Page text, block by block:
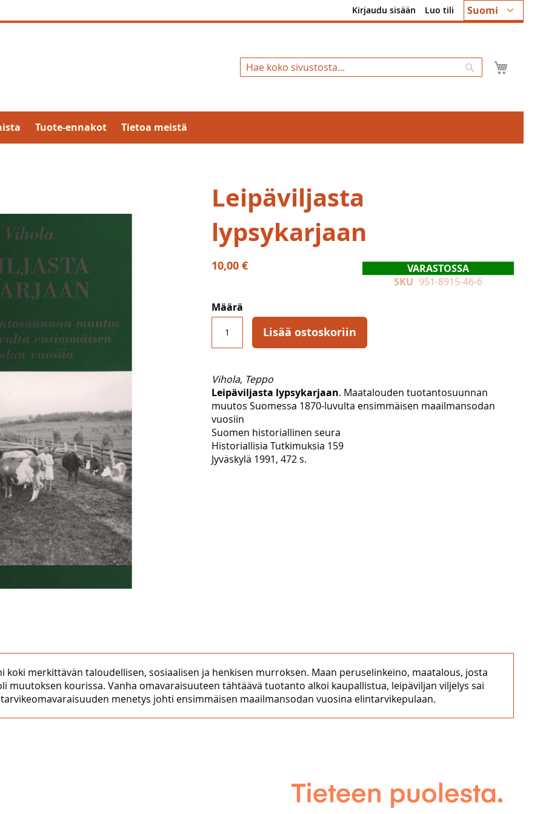
Kieli
Suomi
Kirjaudu sisään Luo tili
Hae
Tuote-ennakot Tietoa meistä
Leipäviljasta
lypsykarjaan
10,00 €
VARASTOSSA
SKU 951-8915-46-6
Määrä
Lisää ostoskoriin
Vihola, Teppo
Leipäviljasta lypsykarjaan. Maatalouden tuotantosuunnan
muutos Suomessa 1870-luvulta ensimmäisen maailmansodan
vuosiin
Suomen historiallinen seura
Historiallisia Tutkimuksia 159
Jyväskylä 1991, 472 s.
koki merkittävän taloudellisen, sosiaalisen ja henkisen murroksen. Maan peruselinkeino, maatalous, josta
muutoksen kourissa. Vanha omavaraisuuteen tähtäävä tuotanto alkoi kaupallistua, leipäviljan viljelys sai
menetys johti ensimmäisen maailmansodan vuosina elintarvikepulaan.